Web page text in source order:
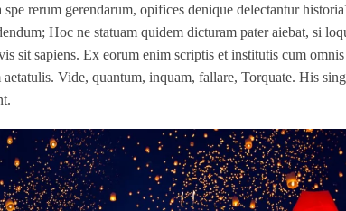
rerum gerendarum, opifices denique delectantur
Hoc ne statuam quidem dicturam pater aiebat, si
sit sapiens. Ex eorum enim scriptis et institutis cum
Vide, quantum, inquam, fallare, Torquate. His